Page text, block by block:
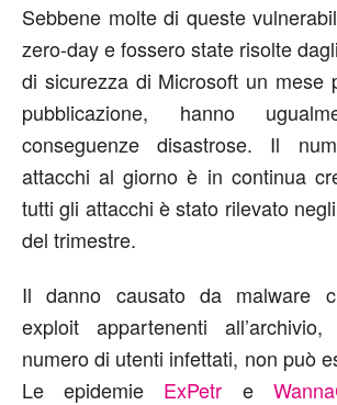
Sebbene molte di queste
zero-day e fossero state risolte
di sicurezza di Microsoft un mese
pubblicazione, hanno
conseguenze disastrose. Il
attacchi al giorno è in continua
tutti gli attacchi è stato rilevato
del trimestre.
Il danno causato da malware
exploit appartenenti
numero di utenti infettati, non può
Le epidemie ExPetr e